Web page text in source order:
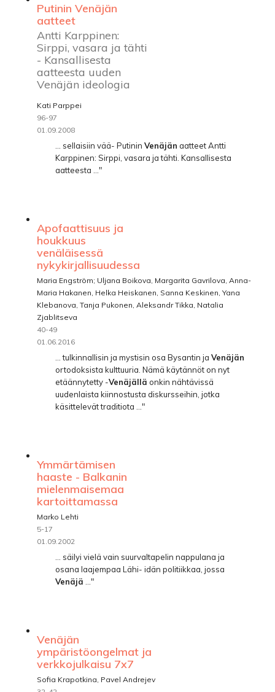
Putinin Venäjän
aatteet
Antti Karppinen:
Sirppi, vasara ja tähti
- Kansallisesta
aatteesta uuden
Venäjän ideologia
Kati Parppei
96-97
01.09.2008
... sellaisiin vää- Putinin Venäjän aatteet Antti
Karppinen: Sirppi, vasara ja tähti. Kansallisesta
aatteesta ..."
Apofaattisuus ja
houkkuus
venäläisessä
nykykirjallisuudessa
Maria Engström; Uljana Boikova, Margarita Gavrilova, Anna-
Maria Hakanen, Helka Heiskanen, Sanna Keskinen, Yana
Klebanova, Tanja Pukonen, Aleksandr Tikka, Natalia
Zjablitseva
40-49
01.06.2016
... tulkinnallisin ja mystisin osa Bysantin ja Venäjän
ortodoksista kulttuuria. Nämä käytännöt on nyt
etäännytetty -Venäjällä onkin nähtävissä
uudenlaista kiinnostusta diskursseihin, jotka
käsittelevät traditiota ..."
Ymmärtämisen
haaste - Balkanin
mielenmaisemaa
kartoittamassa
Marko Lehti
5-17
01.09.2002
... säilyi vielä vain suurvaltapelin nappulana ja
osana laajempaa Lähi- idän politiikkaa, jossa
Venäjä ..."
Venäjän
ympäristöongelmat ja
verkkojulkaisu 7x7
Sofia Krapotkina, Pavel Andrejev